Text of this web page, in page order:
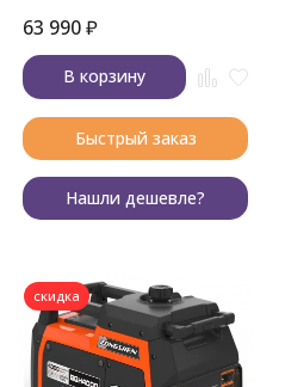
63 990₽
В корзину
Быстрый заказ
Нашли дешевле?
скидка